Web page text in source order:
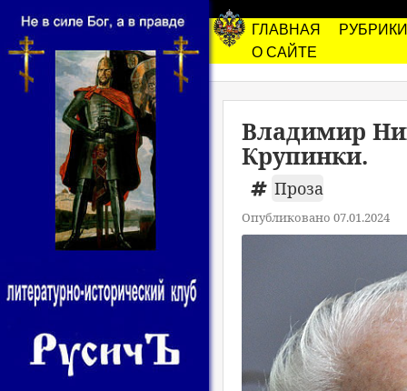
ГЛАВНАЯ
РУБРИКИ
О САЙТЕ
Владимир
Крупинки.
Проза
Опубликовано 07.01.2024